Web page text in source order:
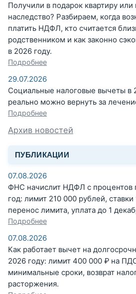
Получили в подарок квартиру или
наследство? Разбираем, когда
платить НДФЛ, кто считается
родственником и как законно
в 2026 году.
Подробнее
29.07.2026
Социальные налоговые вычеты в
реально можно вернуть за
Подробнее
Архив новостей
ПУБЛИКАЦИИ
07.08.2026
ФНС начислит НДФЛ с процентов
год: лимит 210 000 рублей,
перенос лимита, уплата до 1
Подробнее
07.08.2026
Как работает вычет на
2026 году: лимит 400 000 ₽ на
минимальные сроки, возврат
расторжения.